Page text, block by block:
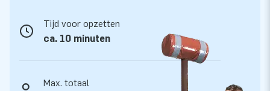
zij kunnen rekenen op onze professionele service en levering.
Zij noemen ons ook wel ‘creators of greatness’.
Tijd voor opzetten
ca. 10 minuten
Max. totaal